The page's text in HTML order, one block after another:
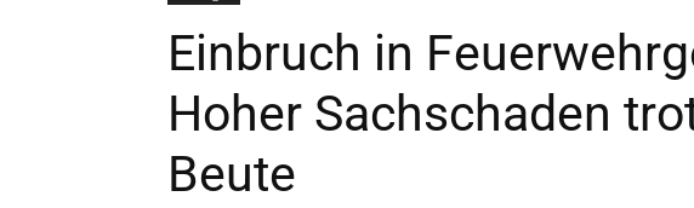
Einbruch in
Hoher Sachschaden
Beute